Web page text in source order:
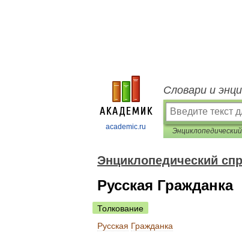
academic.ru
Словари и
Энциклопедический
Русская Гражданка
Толкование
Русская Гражданка